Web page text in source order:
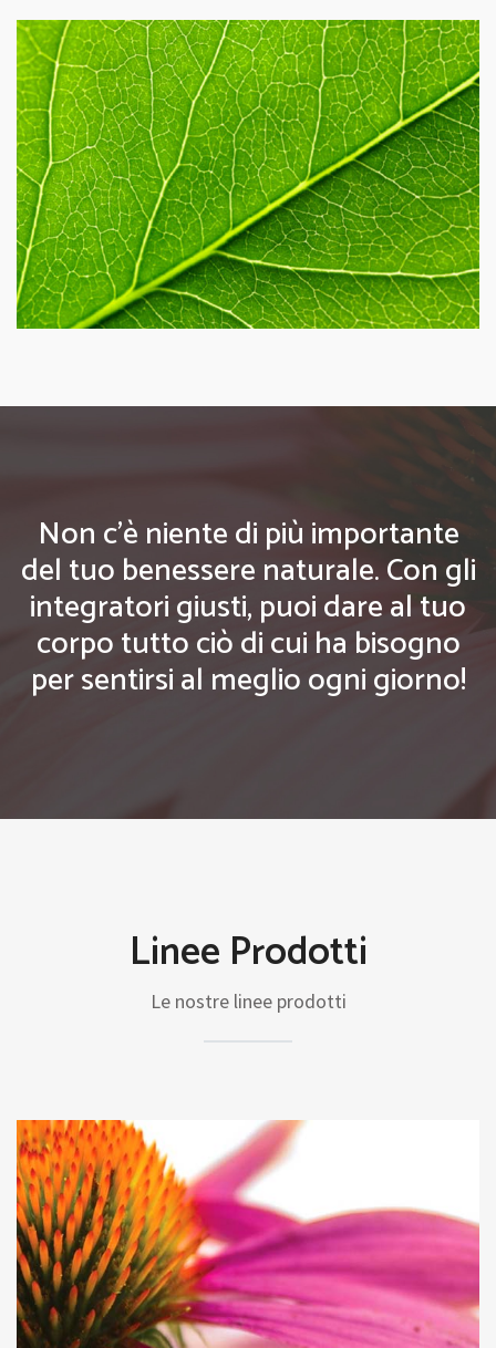
Non c'è niente di più importante
del tuo benessere naturale. Con gli
integratori giusti, puoi dare al tuo
corpo tutto ciò di cui ha bisogno
per sentirsi al meglio ogni giorno!
Linee Prodotti
Le nostre linee prodotti